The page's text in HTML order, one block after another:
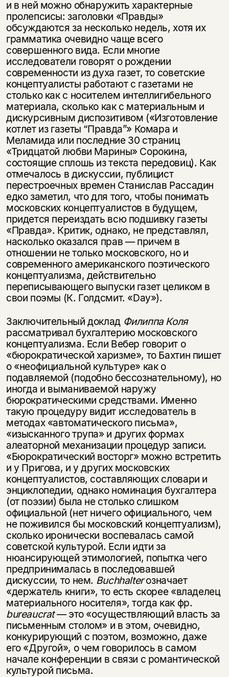
и в ней можно обнаружить характерные
пролепсисы: заголовки «Правды»
обсуждаются за несколько недель, хотя их
грамматика очевидно чаще всего
совершенного вида. Если многие
исследователи говорят о рождении
современности из духа газет, то советские
концептуалисты работают с газетами не
столько как с носителем интеллигибельного
материала, сколько как с материальным и
дискурсивным диспозитивом («Изготовление
котлет из газеты “Правда”» Комара и
Меламида или последние 30 страниц
«Тридцатой любви Марины» Сорокина,
состоящие сплошь из текста передовиц). Как
отмечалось в дискуссии, публицист
перестроечных времен Станислав Рассадин
едко заметил, что для того, чтобы понимать
московских концептуалистов в будущем,
придется переиздать всю подшивку газеты
«Правда». Критик, однако, не представлял,
насколько оказался прав — причем в
отношении не только московского, но и
современного американского поэтического
концептуализма, действительно
переписывающего выпуски газет целиком в
свои поэмы (К. Голдсмит. «Day»).
Заключительный доклад Филиппа Коля
рассматривал бухгалтерию московского
концептуализма. Если Вебер говорит о
«бюрократической харизме», то Бахтин пишет
о «неофициальной культуре» как о
подавляемой (подобно бессознательному), но
иногда и выманиваемой наружу
бюрократическими средствами. Именно
такую процедуру видит исследователь в
методах «автоматического письма»,
«изысканного трупа» и других формах
алеаторной механизации процедур записи.
«Бюрократический восторг» можно встретить
и у Пригова, и у других московских
концептуалистов, составляющих словари и
энциклопедии, однако номинация бухгалтера
(от поэзии) была не столько слишком
официальной (нет ничего официального, чем
не поживился бы московский концептуализм),
сколько иронически воспевалась самой
советской культурой. Если идти за
нюансирующей этимологией, попытка чего
предпринималась в последовавшей
дискуссии, то нем. Buchhalterозначает
«держатель книги», то есть скорее «владелец
материального носителя», тогда как фр.
bureaucrat— это «осуществляющий власть за
письменным столом» и в этом, очевидно,
конкурирующий с поэтом, возможно, даже
его «Другой», о чем говорилось в самом
начале конференции в связи с романтической
культурой письма.